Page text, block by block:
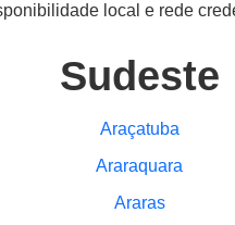
local e rede
Sudeste
Araçatuba
Araraquara
Araras